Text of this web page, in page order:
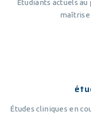
Étudiants actuels
maîtrise
Études cliniques en